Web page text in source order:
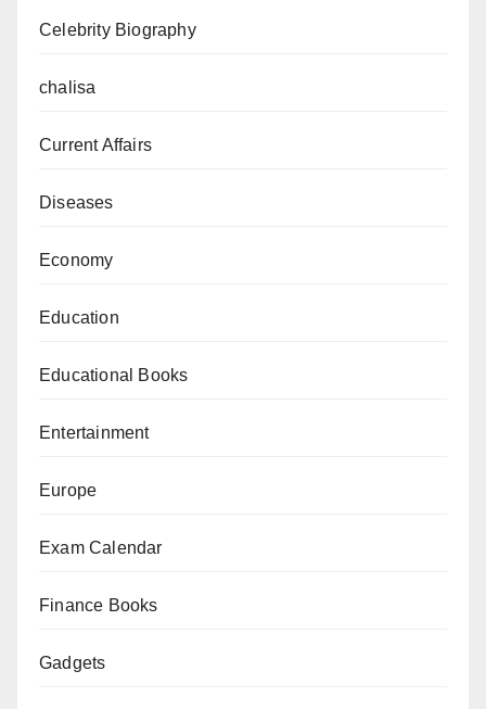
Celebrity Biography
chalisa
Current Affairs
Diseases
Economy
Education
Educational Books
Entertainment
Europe
Exam Calendar
Finance Books
Gadgets